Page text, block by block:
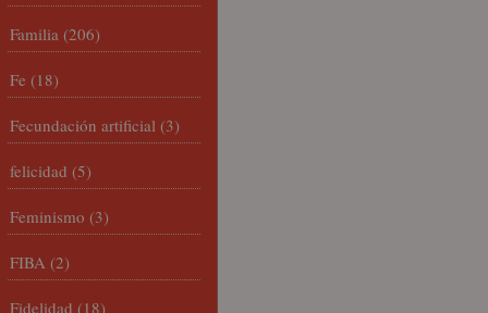
Familia (206)
Fe (18)
Fecundación artificial (3)
felicidad (5)
Feminismo (3)
FIBA (2)
Fidelidad (18)